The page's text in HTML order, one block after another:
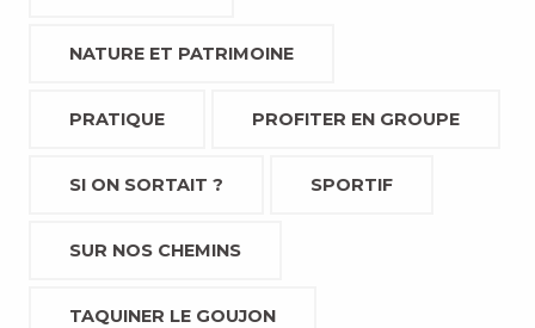
NATURE ET PATRIMOINE
PRATIQUE PROFITER EN GROUPE
SI ON SORTAIT ? SPORTIF
SUR NOS CHEMINS
TAQUINER LE GOUJON